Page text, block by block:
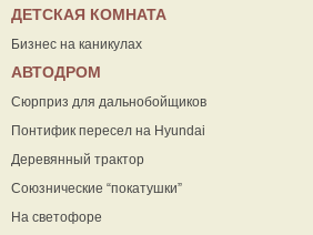
ДЕТСКАЯ КОМНАТА
Бизнес на каникулах
АВТОДРОМ
Сюрприз для дальнобойщиков
Понтифик пересел на Hyundai
Деревянный трактор
Союзнические “покатушки”
На светофоре